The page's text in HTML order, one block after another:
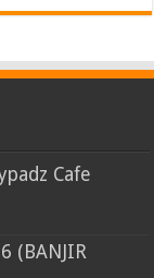
Cafe
(BANJIR